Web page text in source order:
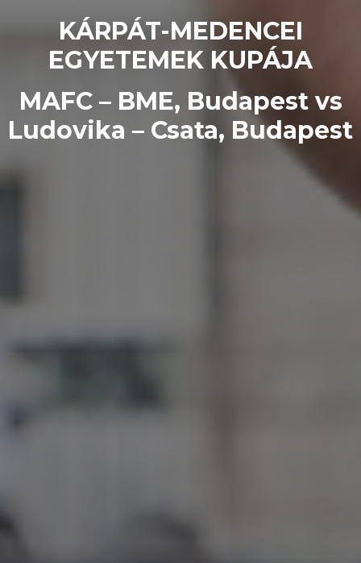
KÁRPÁT-MEDENCEI
EGYETEMEK KUPÁJA
MAFC – BME, Budapest vs
Ludovika – Csata, Budapest